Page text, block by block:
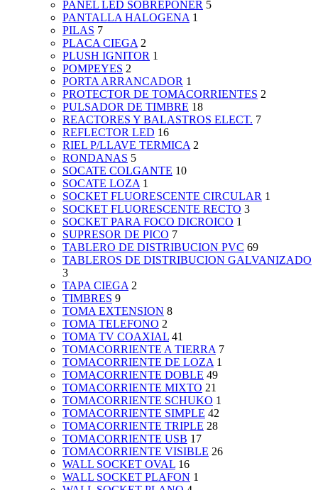
PANEL LED SOBREPONER 5
PANTALLA HALOGENA 1
PILAS 7
PLACA CIEGA 2
PLUSH IGNITOR 1
POMPEYES 2
PORTA ARRANCADOR 1
PROTECTOR DE TOMACORRIENTES 2
PULSADOR DE TIMBRE 18
REACTORES Y BALASTROS ELECT. 7
REFLECTOR LED 16
RIEL P/LLAVE TERMICA 2
RONDANAS 5
SOCATE COLGANTE 10
SOCATE LOZA 1
SOCKET FLUORESCENTE CIRCULAR 1
SOCKET FLUORESCENTE RECTO 3
SOCKET PARA FOCO DICROICO 1
SUPRESOR DE PICO 7
TABLERO DE DISTRIBUCION PVC 69
TABLEROS DE DISTRIBUCION GALVANIZADO
3
TAPA CIEGA 2
TIMBRES 9
TOMA EXTENSION 8
TOMA TELEFONO 2
TOMA TV COAXIAL 41
TOMACORRIENTE A TIERRA 7
TOMACORRIENTE DE LOZA 1
TOMACORRIENTE DOBLE 49
TOMACORRIENTE MIXTO 21
TOMACORRIENTE SCHUKO 1
TOMACORRIENTE SIMPLE 42
TOMACORRIENTE TRIPLE 28
TOMACORRIENTE USB 17
TOMACORRIENTE VISIBLE 26
WALL SOCKET OVAL 16
WALL SOCKET PLAFON 1